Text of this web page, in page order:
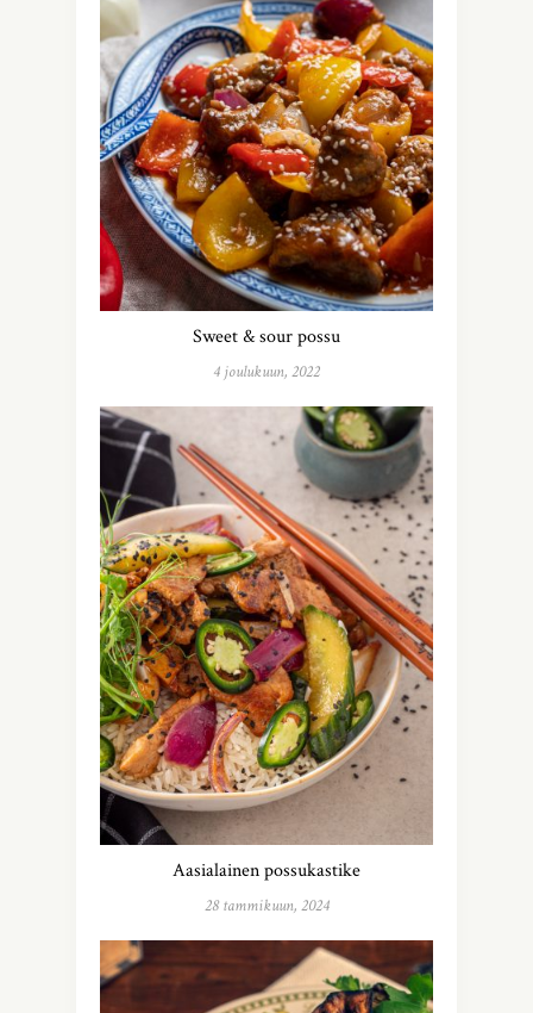
Sweet & sour possu
4 joulukuun, 2022
Aasialainen possukastike
28 tammikuun, 2024